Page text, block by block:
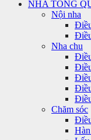
NHA TỔNG
Nội nha
Nha chu
Chăm sóc